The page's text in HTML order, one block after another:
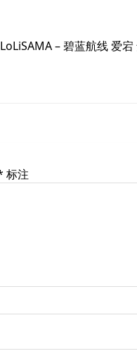
– 碧蓝航线 爱宕
标注